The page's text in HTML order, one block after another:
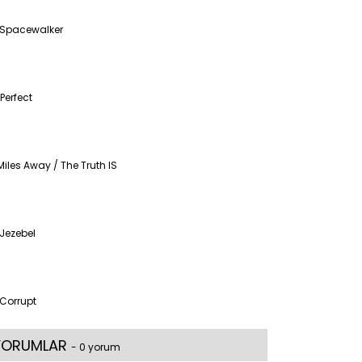
Away / The Truth IS
- 0 yorum